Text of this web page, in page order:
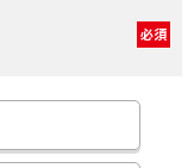
必須